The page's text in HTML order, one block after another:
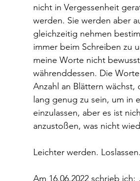
nicht in Vergessenheit
werden. Sie werden aber
gleichzeitig nehmen
immer beim Schreiben zu
meine Worte nicht
währenddessen. Die
Anzahl an Blättern
lang genug zu sein, um in
einzulassen, aber es ist
anzustoßen, was nicht
Leichter werden.
Am 16.06.2022 schrieb